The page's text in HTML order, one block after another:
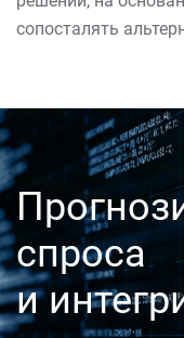
сопосталять
спроса
и